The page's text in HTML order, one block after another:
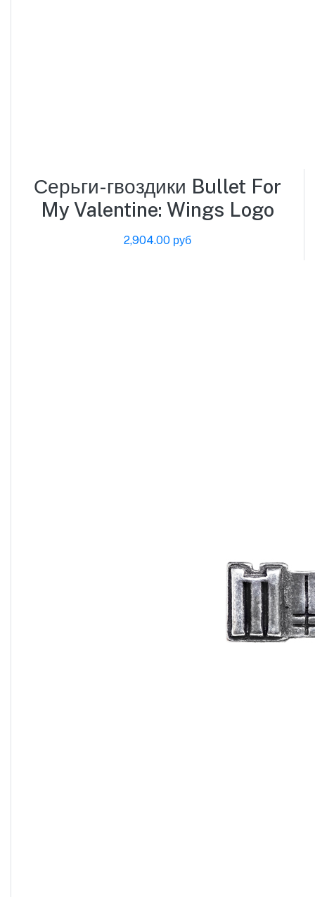
Серьги-гвоздики Bullet For
My Valentine: Wings Logo
2,904.00 руб